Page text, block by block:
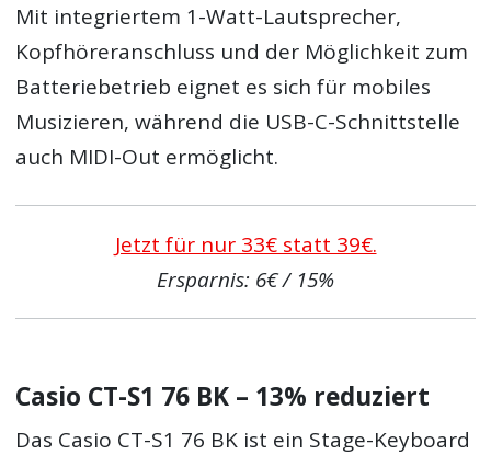
Mit integriertem 1-Watt-Lautsprecher,
Kopfhöreranschluss und der Möglichkeit zum
Batteriebetrieb eignet es sich für mobiles
Musizieren, während die USB-C-Schnittstelle
auch MIDI-Out ermöglicht.
Jetzt für nur 33€ statt 39€.
Ersparnis: 6€ / 15%
Casio CT-S1 76 BK – 13% reduziert
Das Casio CT-S1 76 BK ist ein Stage-Keyboard